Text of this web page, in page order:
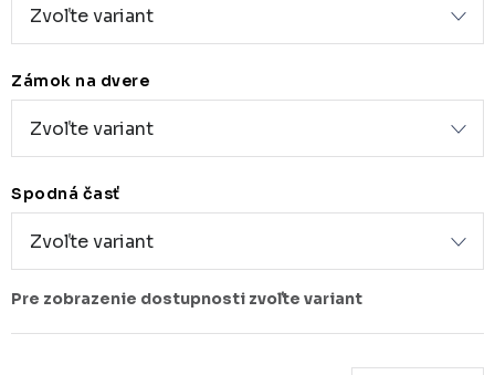
Zámok na dvere
Spodná časť